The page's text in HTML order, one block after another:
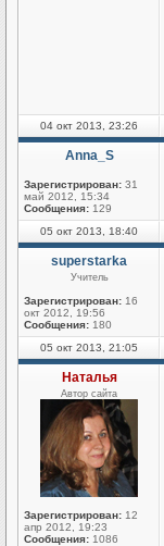
04 окт 2013, 23:26
Anna_S
Зарегистрирован: 31
май 2012, 15:34
Сообщения: 129
05 окт 2013, 18:40
superstarka
Учитель
Зарегистрирован: 16
окт 2012, 19:56
Сообщения: 180
05 окт 2013, 21:05
Наталья
Автор сайта
Зарегистрирован: 12
апр 2012, 19:23
Сообщения: 1086